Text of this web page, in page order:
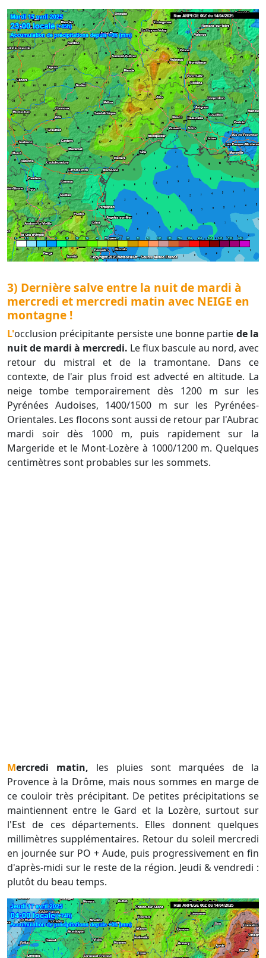
3) Dernière salve entre la nuit de mardi à
mercredi et mercredi matin avec NEIGE en
montagne !
L'occlusion précipitante persiste une bonne partie de la
nuit de mardi à mercredi. Le flux bascule au nord, avec
retour du mistral et de la tramontane. Dans ce
contexte, de l'air plus froid est advecté en altitude. La
neige tombe temporairement dès 1200 m sur les
Pyrénées Audoises, 1400/1500 m sur les Pyrénées-
Orientales. Les flocons sont aussi de retour par l'Aubrac
mardi soir dès 1000 m, puis rapidement sur la
Margeride et le Mont-Lozère à 1000/1200 m. Quelques
centimètres sont probables sur les sommets.
Mercredi matin, les pluies sont marquées de la
Provence à la Drôme, mais nous sommes en marge de
ce couloir très précipitant. De petites précipitations se
maintiennent entre le Gard et la Lozère, surtout sur
l'Est de ces départements. Elles donnent quelques
millimètres supplémentaires. Retour du soleil mercredi
en journée sur PO + Aude, puis progressivement en fin
d'après-midi sur le reste de la région. Jeudi & vendredi :
plutôt du beau temps.